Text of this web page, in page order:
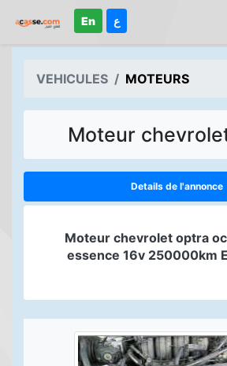
En ع
VEHICULES MOTEURS
Moteur
Details de l'annonce
Moteur chevrolet optra
essence 16v 250000km